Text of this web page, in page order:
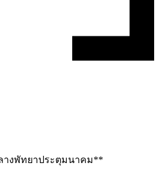
งพัทยาประตุมนาคม**